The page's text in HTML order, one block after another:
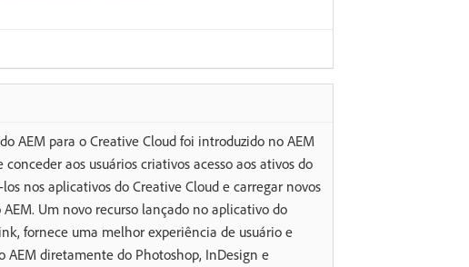
AEM para o Creative Cloud foi introduzido no AEM
aos usuários criativos acesso aos ativos do
nos aplicativos do Creative Cloud e carregar novos
Um novo recurso lançado no aplicativo do
fornece uma melhor experiência de usuário e
AEM diretamente do Photoshop, InDesign e